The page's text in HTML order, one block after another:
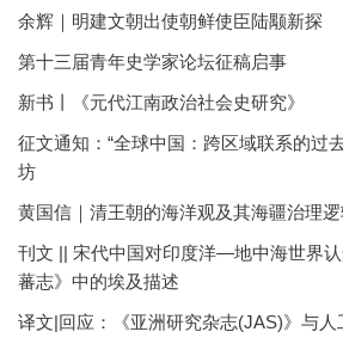
余辉｜明建文朝出使朝鲜使臣陆颙新探
第十三届青年史学家论坛征稿启事
新书丨《元代江南政治社会史研究》
征文通知：“全球中国：跨区域联系的过
坊
黄国信｜清王朝的海洋观及其海疆治理
刊文 || 宋代中国对印度洋—地中海世界
蕃志》中的埃及描述
译文|回应：《亚洲研究杂志(JAS)》与人